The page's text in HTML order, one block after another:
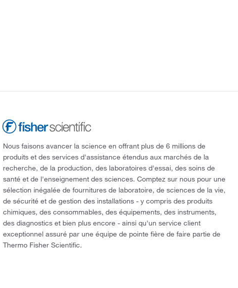
Nous faisons avancer la science en offrant plus de 6 millions de
produits et des services d'assistance étendus aux marchés de la
recherche, de la production, des laboratoires d'essai, des soins de
santé et de l'enseignement des sciences. Comptez sur nous pour une
sélection inégalée de fournitures de laboratoire, de sciences de la vie,
de sécurité et de gestion des installations - y compris des produits
chimiques, des consommables, des équipements, des instruments,
des diagnostics et bien plus encore - ainsi qu'un service client
exceptionnel assuré par une équipe de pointe fière de faire partie de
Thermo Fisher Scientific.